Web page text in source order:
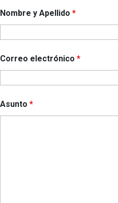
Nombre y Apellido *
Correo electrónico *
Asunto *